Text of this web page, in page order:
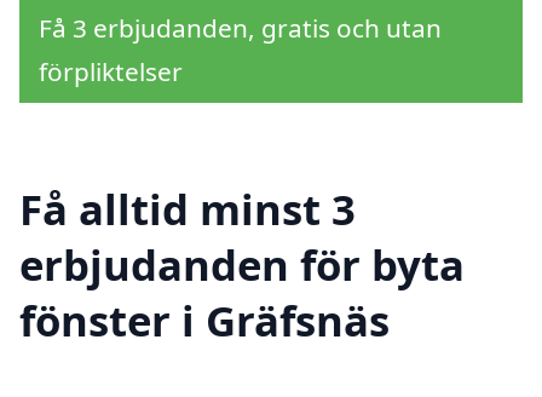
Få 3 erbjudanden, gratis och utan
förpliktelser
Få alltid minst 3
erbjudanden för byta
fönster i Gräfsnäs